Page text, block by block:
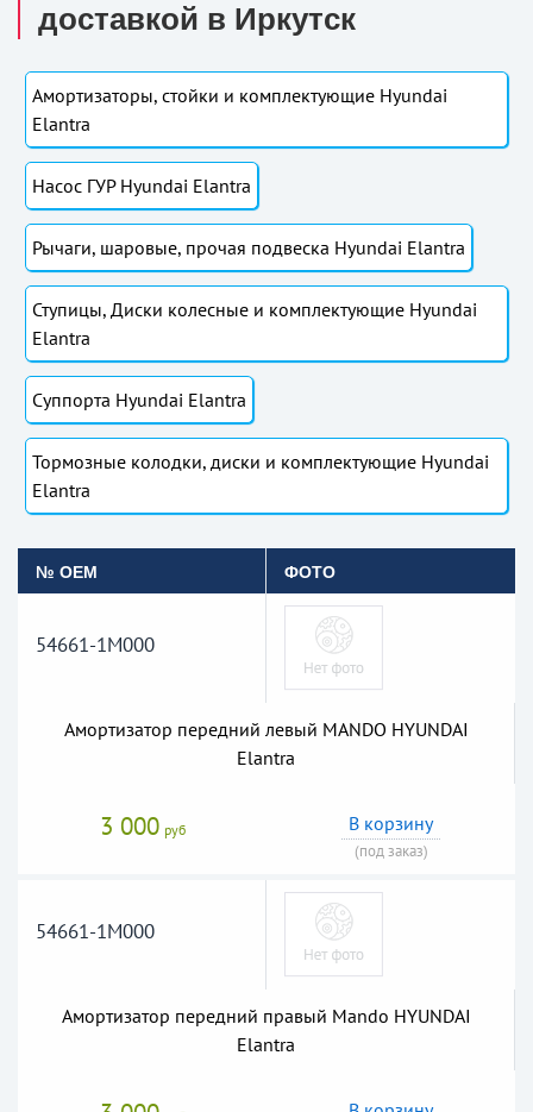
доставкой в Иркутск
Амортизаторы, стойки и комплектующие Hyundai
Elantra
Насос ГУР Hyundai Elantra
Рычаги, шаровые, прочая подвеска Hyundai Elantra
Ступицы, Диски колесные и комплектующие Hyundai
Elantra
Суппорта Hyundai Elantra
Тормозные колодки, диски и комплектующие Hyundai
Elantra
№ OEM ФОТО
54661-1M000
Амортизатор передний левый MANDO HYUNDAI
Elantra
3 000 руб В корзину
(под заказ)
54661-1M000
Амортизатор передний правый Mando HYUNDAI
Elantra